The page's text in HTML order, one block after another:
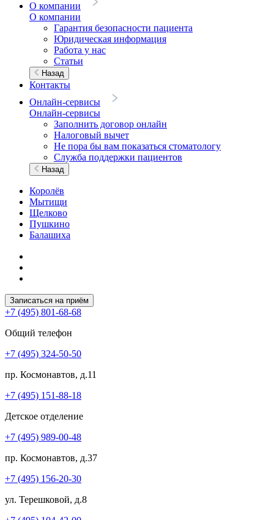
О компании
О компании
Гарантия безопасности пациента
Юридическая информация
Работа у нас
Статьи
Назад
Контакты
Онлайн-сервисы
Онлайн-сервисы
Заполнить договор онлайн
Налоговый вычет
Не пора бы вам показаться стоматологу
Служба поддержки пациентов
Назад
Королёв
Мытищи
Щелково
Пушкино
Балашиха
Записаться на приём
+7 (495) 801-68-68
Общий телефон
+7 (495) 324-50-50
пр. Космонавтов, д.11
+7 (495) 151-88-18
Детское отделение
+7 (495) 989-00-48
пр. Космонавтов, д.37
+7 (495) 156-20-30
ул. Терешковой, д.8